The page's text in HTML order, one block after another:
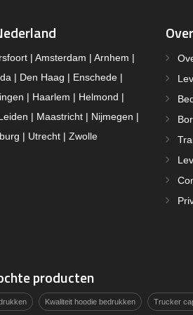
| Amsterdam | Arnhem |
| Den Haag | Enschede |
| Haarlem | Helmond |
| Maastricht | Nijmegen |
| Utrecht | Zwolle
producten
Kwaliteit hoodie bedrukken Trucker